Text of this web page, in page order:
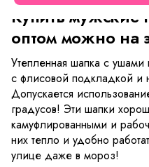
Купить мужские
оптом можно на
Утепленная шапка с
с флисовой подкладкой и
Допускается
градусов! Эти шапки
камуфлированными и
них тепло и удобно
улице даже в мороз!